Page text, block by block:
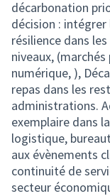
décarbonation
décision :
résilience dans
niveaux,
numérique, ),
repas dans les
administrations.
exemplaire dans
logistique,
aux évènements
continuité de
secteur